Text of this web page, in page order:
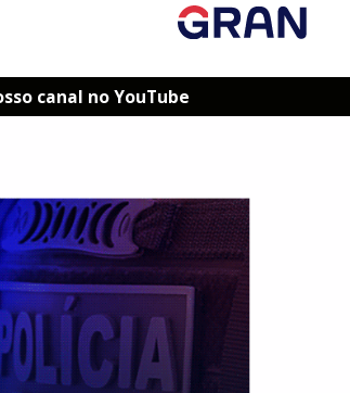
canal no YouTube